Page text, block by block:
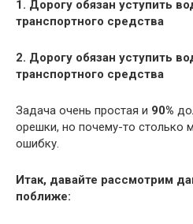
1. Дорогу обязан уступить
транспортного средства
2. Дорогу обязан уступить
транспортного средства
Задача очень простая и 90%
орешки, но почему-то столько
ошибку.
Итак, давайте рассмотрим
поближе: